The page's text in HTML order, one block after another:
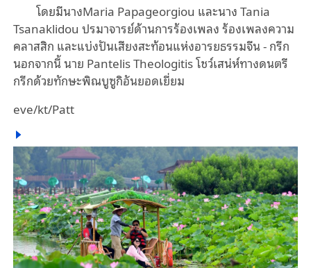
โดยมีนางMaria Papageorgiou และนางTania
Tsanaklidou ปรมาจารย์ด้านการร้องเพลง ร้องเพลงความ
คลาสสิก และแบ่งปันเสียงสะท้อนแห่งอารยธรรมจีน - กรีก
นอกจากนี้ นาย Pantelis Theologitis โชว์เสน่ห์ทางดนตรี
กรีกด้วยทักษะพิณบูซูกิอันยอดเยี่ยม
eve/kt/Patt